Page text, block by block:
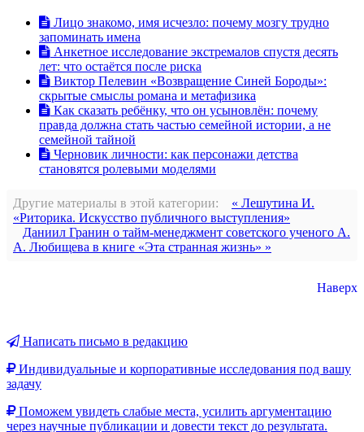
Лицо знакомо, имя исчезло: почему мозгу трудно
запоминать имена
Анкетное исследование экстремалов спустя десять
лет: что остаётся после риска
Виктор Пелевин «Возвращение Синей Бороды»:
скрытые смыслы романа и метафизика
Как сказать ребёнку, что он усыновлён: почему
правда должна стать частью семейной истории, а не
семейной тайной
Черновик личности: как персонажи детства
становятся ролевыми моделями
Другие материалы в этой категории:
« Лешутина И.
«Риторика. Искусство публичного выступления»
Даниил Гранин о тайм-менеджмент советского ученого А.
А. Любищева в книге «Эта странная жизнь» »
Наверх
Написать письмо в редакцию
Индивидуальные и корпоративные исследования под вашу
задачу
Поможем увидеть слабые места, усилить аргументацию
через научные публикации и довести текст до результата.